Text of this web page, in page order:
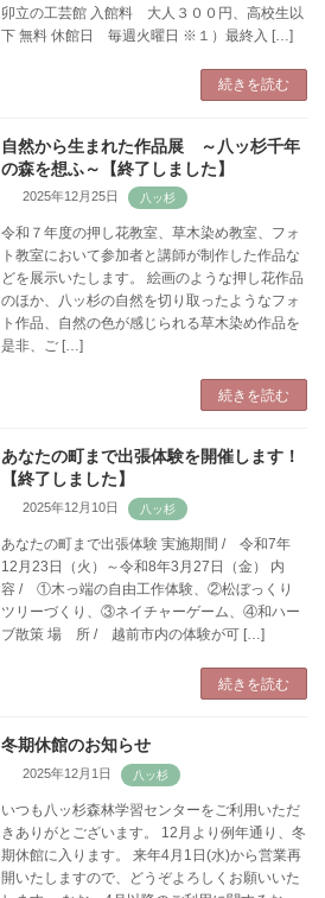
卯立の工芸館 入館料 大人３００円、高校生以
下 無料 休館日 毎週火曜日 ※１）最終入 […]
続きを読む
自然から生まれた作品展 ～八ッ杉千年
の森を想ふ～【終了しました】
2025年12月25日
令和７年度の押し花教室、草木染め教室、フォ
ト教室において参加者と講師が制作した作品な
どを展示いたします。 絵画のような押し花作品
のほか、八ッ杉の自然を切り取ったようなフォ
ト作品、自然の色が感じられる草木染め作品を
是非、ご […]
続きを読む
あなたの町まで出張体験を開催します！
【終了しました】
2025年12月10日
あなたの町まで出張体験 実施期間 / 令和7年
12月23日（火）～令和8年3月27日（金） 内
容 / ①木っ端の自由工作体験、②松ぼっくり
ツリーづくり、③ネイチャーゲーム、④和ハー
ブ散策 場 所 / 越前市内の体験が可 […]
続きを読む
冬期休館のお知らせ
2025年12月1日
いつも八ッ杉森林学習センターをご利用いただ
きありがとございます。 12月より例年通り、冬
期休館に入ります。 来年4月1日(水)から営業再
開いたしますので、どうぞよろしくお願いいた